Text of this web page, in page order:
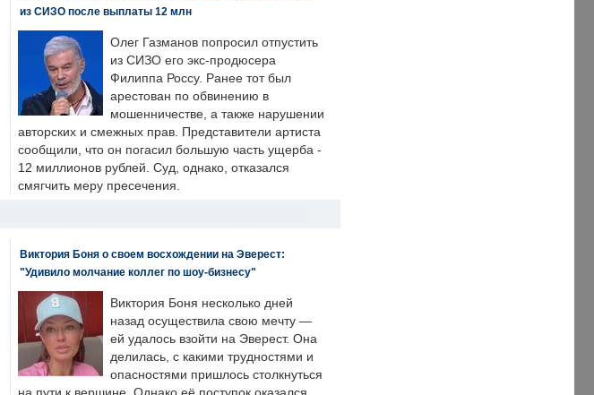
из СИЗО после выплаты 12 млн
Олег Газманов попросил отпустить
из СИЗО его экс-продюсера
Филиппа Россу. Ранее тот был
арестован по обвинению в
мошенничестве, а также нарушении
авторских и смежных прав. Представители артиста
сообщили, что он погасил большую часть ущерба -
12 миллионов рублей. Суд, однако, отказался
смягчить меру пресечения.
Виктория Боня о своем восхождении на Эверест:
"Удивило молчание коллег по шоу-бизнесу"
Виктория Боня несколько дней
назад осуществила свою мечту —
ей удалось взойти на Эверест. Она
делилась, с какими трудностями и
опасностями пришлось столкнуться